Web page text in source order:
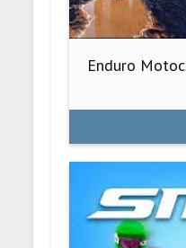
Enduro